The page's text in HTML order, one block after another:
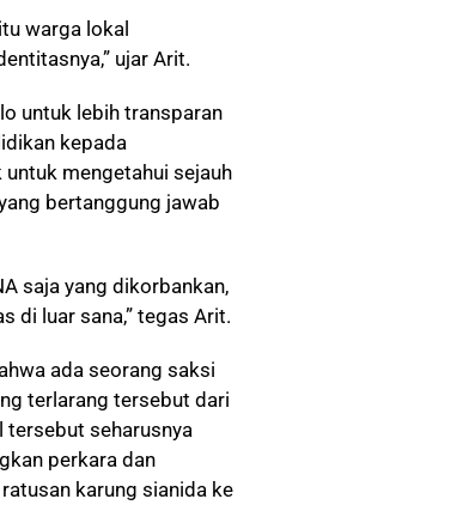
warga lokal
ujar Arit.
untuk lebih transparan
kepada
mengetahui sejauh
bertanggung jawab
saja yang dikorbankan,
di luar sana,” tegas Arit.
ada seorang saksi
terlarang tersebut dari
tersebut seharusnya
perkara dan
karung sianida ke